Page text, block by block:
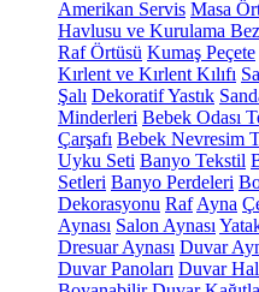
Amerikan Servis Masa
Havlusu ve Kurulama
Raf Örtüsü Kumaş Peçete
Kırlent ve Kırlent Kılıfı
Şalı Dekoratif Yastık
Minderleri Bebek Odası
Çarşafı Bebek Nevresim
Uyku Seti Banyo Tekstil
Setleri Banyo Perdeleri
Dekorasyonu Raf Ayna
Aynası Salon Aynası
Dresuar Aynası Duvar
Duvar Panoları Duvar